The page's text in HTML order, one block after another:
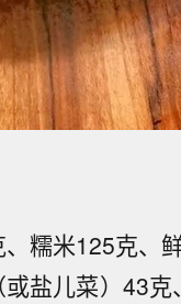
糯米125克、
盐儿菜）43